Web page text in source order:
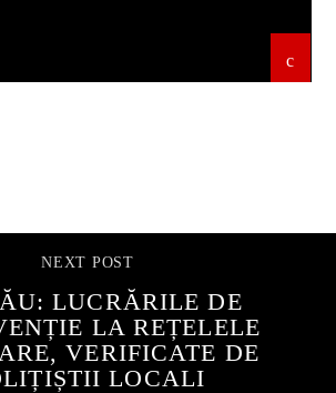
NEXT POST
LUCRĂRILE DE
LA REȚELELE
VERIFICATE DE
LOCALI